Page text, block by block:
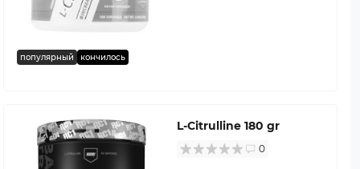
популярный кончилось
L-Citrulline 180 gr
0